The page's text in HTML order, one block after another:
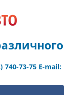
740-73-75 E-mail: